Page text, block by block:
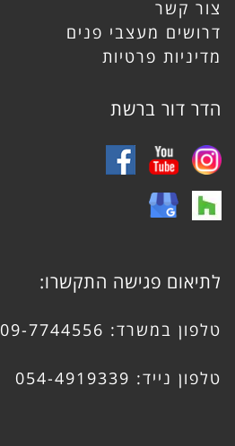
צור קשר
דרושים מעצבי פנים
מדיניות פרטיות
הדר דור ברשת
לתיאום פגישה התקשרו:
טלפון במשרד: 09-7744556
טלפון נייד: 054-4919339